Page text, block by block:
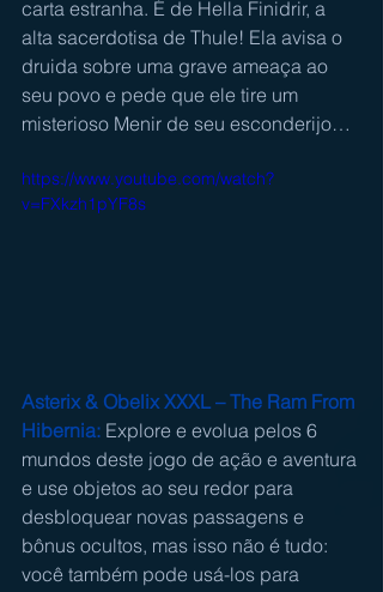
carta estranha. É de Hella Finidrir, a
alta sacerdotisa de Thule! Ela avisa o
druida sobre uma grave ameaça ao
seu povo e pede que ele tire um
misterioso Menir de seu esconderijo…
https://www.youtube.com/watch?
v=FXkzh1pYF8s
Asterix & Obelix XXXL – The Ram From
Hibernia: Explore e evolua pelos 6
mundos deste jogo de ação e aventura
e use objetos ao seu redor para
desbloquear novas passagens e
bônus ocultos, mas isso não é tudo:
você também pode usá-los para